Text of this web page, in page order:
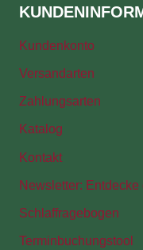
Kundenkonto
Versandarten
Zahlungsarten
Katalog
Kontakt
Newsletter:
Schlaffragebogen
Terminbuchungstool